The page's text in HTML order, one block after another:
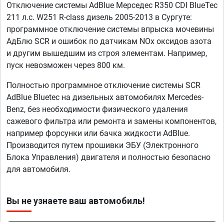
Отключение системы AdBlue Мерседес R350 CDI BlueTec
211 л.с. W251 R-class дизель 2005-2013 в Сургуте:
программное отключение системы впрыска мочевины
АдБлю SCR и ошибок по датчикам NOx оксидов азота
и другим вышедшим из строя элементам. Например,
пуск невозможен через 800 км.
Полностью программное отключение системы SCR
AdBlue Bluetec на дизельных автомобилях Mercedes-
Benz, без необходимости физического удаления
сажевого фильтра или ремонта и замены компонентов,
например форсунки или бачка жидкости AdBlue.
Производится путем прошивки ЭБУ (Электронного
Блока Управления) двигателя и полностью безопасно
для автомобиля.
Вы не узнаете ваш автомобиль!